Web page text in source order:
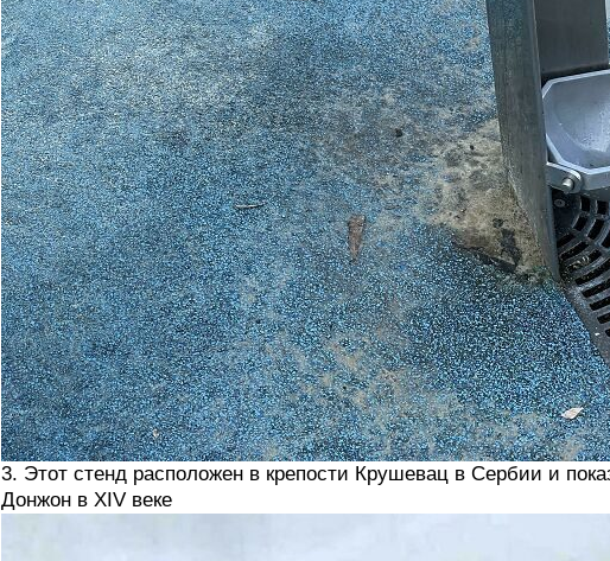
3. Этот стенд расположен в крепости Крушевац в Сербии и
Донжон в XIV веке